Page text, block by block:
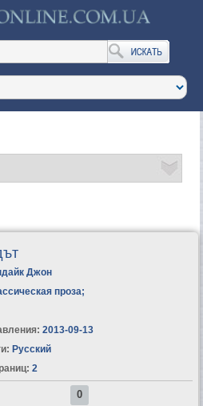
Джон
проза;
2013-09-13
Русский
2
0